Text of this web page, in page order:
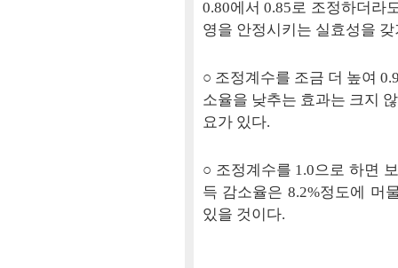
0.80에서 0.85로 조정하더라
영을 안정시키는 실효성을
○ 조정계수를 조금 더 높여
소율을 낮추는 효과는 크지
요가 있다.
○ 조정계수를 1.0으로 하면
득 감소율은 8.2%정도에 머
있을 것이다.